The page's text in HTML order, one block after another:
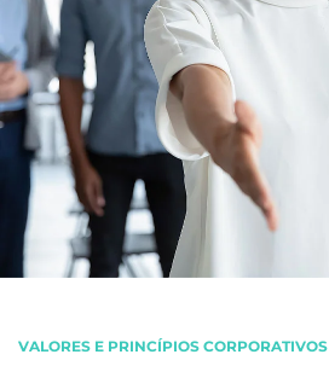
VALORES E PRINCÍPIOS CORPORATIVOS